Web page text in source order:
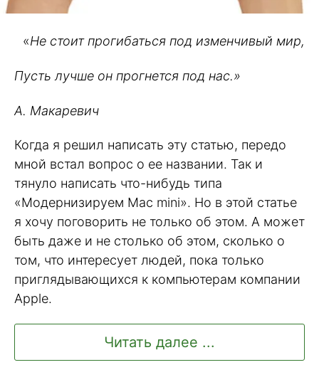
«Не стоит прогибаться под изменчивый мир,
Пусть лучше он прогнется под нас.»
А. Макаревич
Когда я решил написать эту статью, передо
мной встал вопрос о ее названии. Так и
тянуло написать что-нибудь типа
«Модернизируем Mac mini». Но в этой статье
я хочу поговорить не только об этом. А может
быть даже и не столько об этом, сколько о
том, что интересует людей, пока только
приглядывающихся к компьютерам компании
Apple.
Читать далее ...